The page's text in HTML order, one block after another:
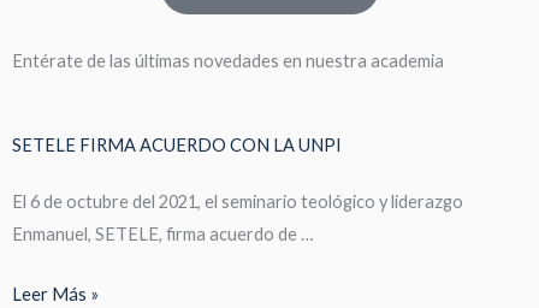
Entérate de las últimas novedades en nuestra academia
SETELE FIRMA ACUERDO CON LA UNPI
El 6 de octubre del 2021, el seminario teológico y liderazgo
Enmanuel, SETELE, firma acuerdo de …
Leer Más »